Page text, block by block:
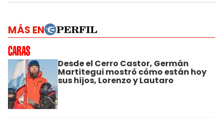
MÁS EN
Desde el Cerro Castor, Germán
Martitegui mostró cómo están hoy
sus hijos, Lorenzo y Lautaro